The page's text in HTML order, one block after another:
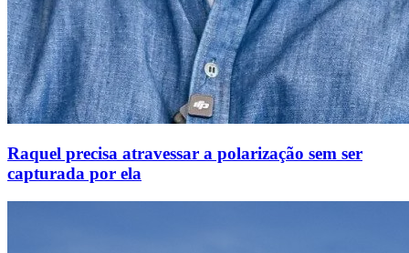
Raquel precisa atravessar a polarização sem ser
capturada por ela